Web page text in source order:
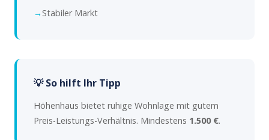
Stabiler Markt
💡 So hilft Ihr Tipp
Höhenhaus bietet ruhige Wohnlage mit gutem
Preis-Leistungs-Verhältnis. Mindestens 1.500 €.